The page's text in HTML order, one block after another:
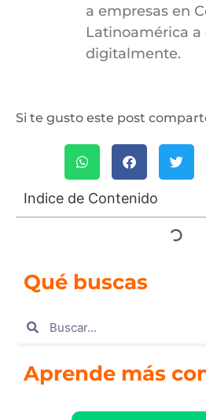
a empresas en
Latinoamérica a
digitalmente.
Si te gusto este post
Indice de Contenido
Qué buscas
Aprende más